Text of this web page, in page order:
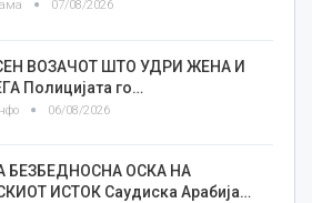
07/08/2026
ВОЗАЧОТ ШТО УДРИ ЖЕНА И
Полицијата го…
06/08/2026
БЕЗБЕДНОСНА ОСКА НА
ИСТОК Саудиска Арабија…